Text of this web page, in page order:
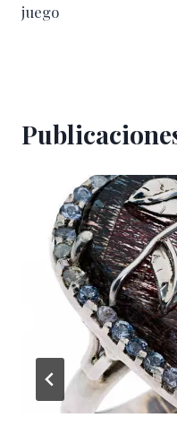
juego